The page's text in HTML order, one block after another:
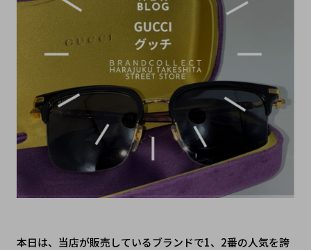
本日は、当店が販売しているブランドで1、2番の人気を誇